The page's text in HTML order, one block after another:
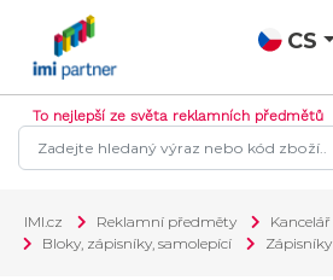
CS
To nejlepší ze světa reklamních předmětů
IMI.cz Reklamní předměty
Kancelář
Bloky, zápisníky, samolepící
Zápisníky